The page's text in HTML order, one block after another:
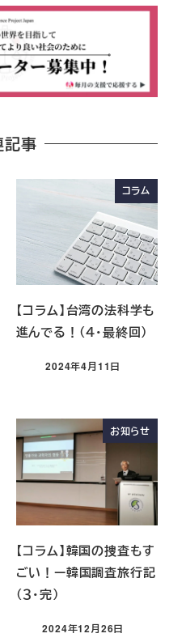
記事
コラム
【コラム】台湾の法科学も
進んでる！（４・最終回）
2024年4月11日
お知らせ
【コラム】韓国の捜査もす
ごい！ー韓国調査旅行記
（３・完）
2024年12月26日